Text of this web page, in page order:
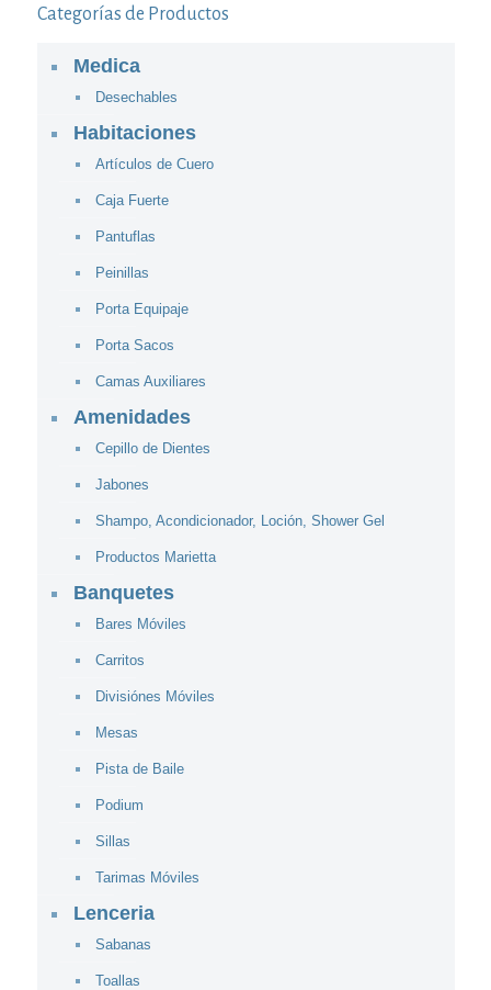
Categorías de Productos
Medica
Desechables
Habitaciones
Artículos de Cuero
Caja Fuerte
Pantuflas
Peinillas
Porta Equipaje
Porta Sacos
Camas Auxiliares
Amenidades
Cepillo de Dientes
Jabones
Shampo, Acondicionador, Loción, Shower Gel
Productos Marietta
Banquetes
Bares Móviles
Carritos
Divisiónes Móviles
Mesas
Pista de Baile
Podium
Sillas
Tarimas Móviles
Lenceria
Sabanas
Toallas